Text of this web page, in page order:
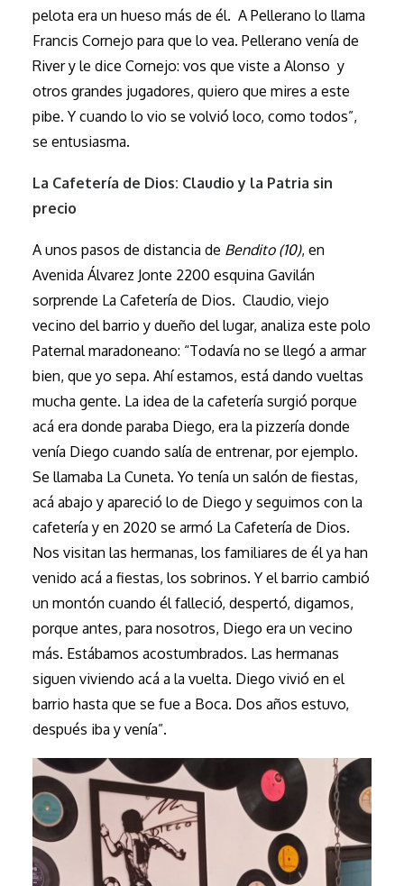
pelota era un hueso más de él. A Pellerano lo llama
Francis Cornejo para que lo vea. Pellerano venía de
River y le dice Cornejo: vos que viste a Alonso y
otros grandes jugadores, quiero que mires a este
pibe. Y cuando lo vio se volvió loco, como todos”,
se entusiasma.
La Cafetería de Dios: Claudio y la Patria sin
precio
A unos pasos de distancia de Bendito (10), en
Avenida Álvarez Jonte 2200 esquina Gavilán
sorprende La Cafetería de Dios. Claudio, viejo
vecino del barrio y dueño del lugar, analiza este polo
Paternal maradoneano: “Todavía no se llegó a armar
bien, que yo sepa. Ahí estamos, está dando vueltas
mucha gente. La idea de la cafetería surgió porque
acá era donde paraba Diego, era la pizzería donde
venía Diego cuando salía de entrenar, por ejemplo.
Se llamaba La Cuneta. Yo tenía un salón de fiestas,
acá abajo y apareció lo de Diego y seguimos con la
cafetería y en 2020 se armó La Cafetería de Dios.
Nos visitan las hermanas, los familiares de él ya han
venido acá a fiestas, los sobrinos. Y el barrio cambió
un montón cuando él falleció, despertó, digamos,
porque antes, para nosotros, Diego era un vecino
más. Estábamos acostumbrados. Las hermanas
siguen viviendo acá a la vuelta. Diego vivió en el
barrio hasta que se fue a Boca. Dos años estuvo,
después iba y venía”.